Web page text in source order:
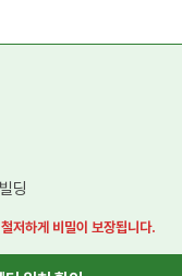
딩
저하게 비밀이 보장됩니다.